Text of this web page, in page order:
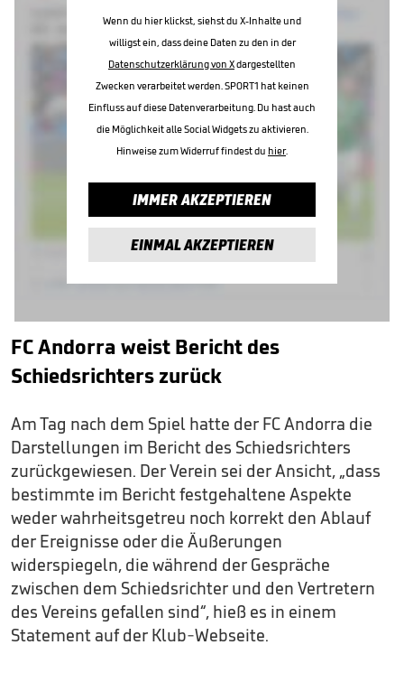
Wenn du hier klickst, siehst du X-Inhalte und
willigst ein, dass deine Daten zu den in der
Datenschutzerklärung von Xdargestellten
Zwecken verarbeitet werden. SPORT1 hat keinen
Einfluss auf diese Datenverarbeitung. Du hast auch
die Möglichkeit alle Social Widgets zu aktivieren.
Hinweise zum Widerruf findest du hier.
IMMER AKZEPTIEREN
EINMAL AKZEPTIEREN
FC Andorra weist Bericht des
Schiedsrichters zurück
Am Tag nach dem Spiel hatte der FC Andorra die
Darstellungen im Bericht des Schiedsrichters
zurückgewiesen. Der Verein sei der Ansicht, „dass
bestimmte im Bericht festgehaltene Aspekte
weder wahrheitsgetreu noch korrekt den Ablauf
der Ereignisse oder die Äußerungen
widerspiegeln, die während der Gespräche
zwischen dem Schiedsrichter und den Vertretern
des Vereins gefallen sind“, hieß es in einem
Statement auf der Klub-Webseite.